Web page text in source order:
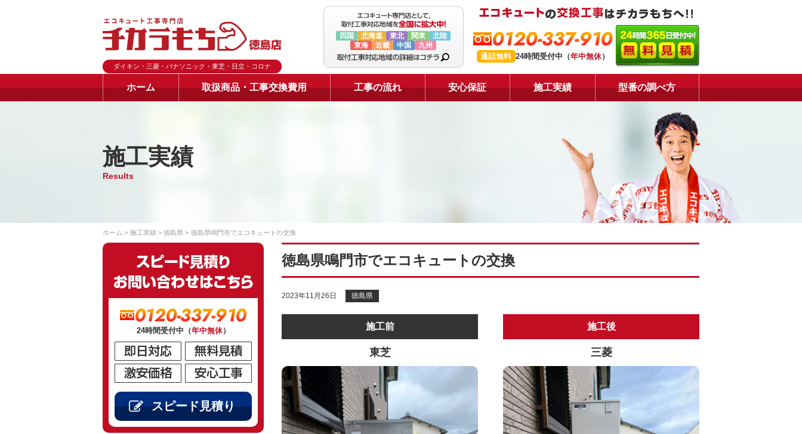
ダイキン・三菱・パナソニック・東芝・日立・コロナ
四国 北海道 東北 関東
北陸
東海
近畿 中国 九州 0120-337-910
通話無料 24時間受付中（年中無休）
ホーム 取扱商品・工事交換費用 工事の流れ 安心保証 施工実績 型番の調べ方
施工実績
Results
ホーム 施工実績 徳島県 徳島県鳴門市でエコキュートの交換
徳島県鳴門市でエコキュートの交換
2023年11月26日 徳島県
施工前
東芝
施工後
三菱
0120-337-910
24時間受付中（年中無休）
スピード見積り